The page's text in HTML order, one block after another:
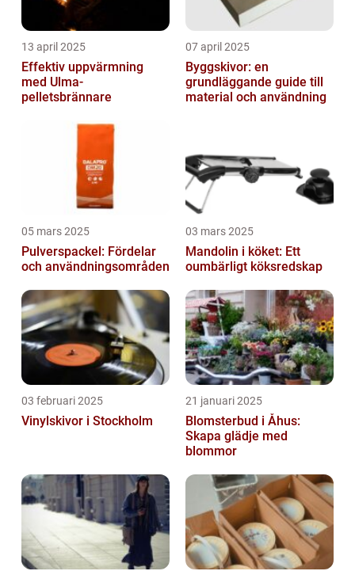
13 april 2025
Effektiv uppvärmning
med Ulma-
pelletsbrännare
07 april 2025
Byggskivor: en
grundläggande guide till
material och användning
05 mars 2025
Pulverspackel: Fördelar
och användningsområden
03 mars 2025
Mandolin i köket: Ett
oumbärligt köksredskap
03 februari 2025
Vinylskivor i Stockholm
21 januari 2025
Blomsterbud i Åhus:
Skapa glädje med
blommor